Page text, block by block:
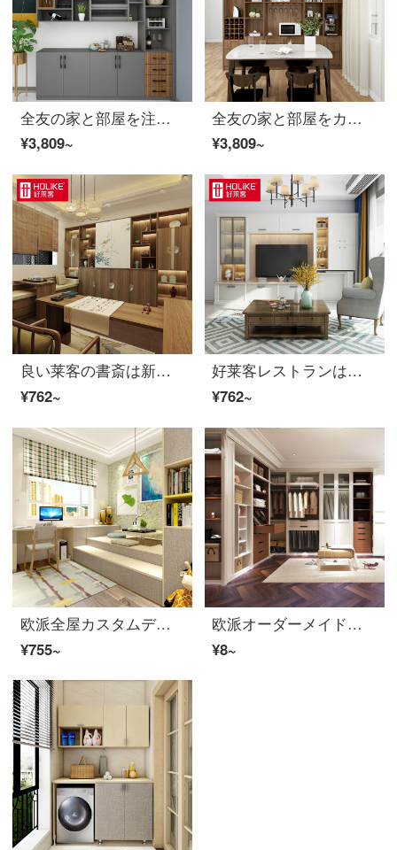
全友の家と部屋を注文して、サイドキャビネットを一つにして壁によって注文して、バーテンダーのサイドキャビネットを注文します。現代の簡単で豪華な注文の誠意金（具体的な金額は実際の設計案に準じて、カスタマーサービスを詳しくお聞きします。）
¥3,809~
全友の家と部屋をカスタマイズして、全体の北欧多機能酒店のサイドキャビネットを注文して、壁をいっぱい注文してください。
¥3,809~
良い莱客の書斎は新しい中国式の書棚の畳の組み合わせの棚を注文して、机の多機能の部屋の家具を移動して注文して自然のままにすることができます。
¥762~
好莱客レストランは現代の簡単で贅沢なガラスの扉のテレビの戸棚の食事の辺の戸棚の戸棚の戸棚の全屋の家具を注文してアルプスのシリーズの詳しい情報を注文して客服の特権の予約金を問合せして下さい（100は300に到着します）
¥762~
欧派全屋カスタムデポジット付加価値（特権予約金）食器棚99は200元に達して5千円以上使用します。
¥755~
欧派オーダーメイド箪笥/クローゼット/サイドキャビネット/玄関棚/バルコニーキャビネット予約戸数定規見積設計サービス（撮影後はカスタマーサービスに連絡してください）セット予約金全屋カスタマイズ
¥8~